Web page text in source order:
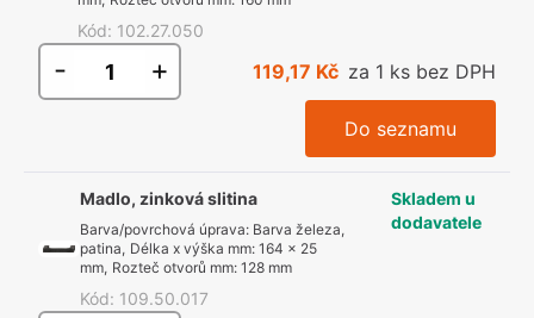
Kód: 102.27.050
- + 119,17 Kč za 1 ks bez DPH
Do seznamu
Madlo, zinková slitina
Barva/povrchová úprava: Barva železa,
patina, Délka x výška mm: 164 x 25
mm, Rozteč otvorů mm: 128 mm
Kód: 109.50.017
Skladem u
dodavatele